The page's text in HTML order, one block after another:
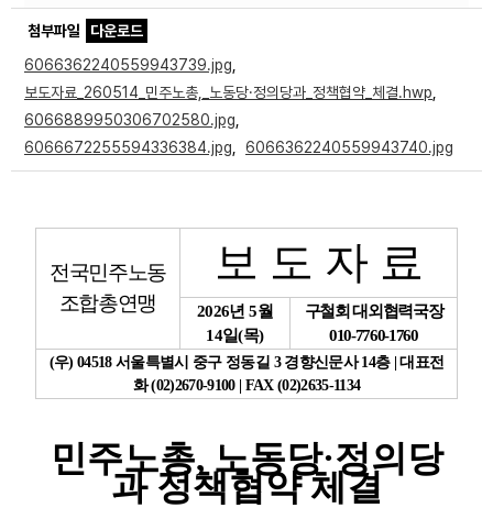
첨부파일
다운로드
6066362240559943739.jpg
보도자료_260514_민주노총,_노동당·정의당과_정책협약_체결.hwp
6066889950306702580.jpg
6066672255594336384.jpg
6066362240559943740.jpg
전국민주노동
조합총연맹
보 도 자 료
2026년5월
14일(목)
구철회 대외협력국장
010-7760-1760
(우) 04518서울특별시 중구 정동길 3 경향신문사14층 |대표전
화(02)2670-9100 | FAX (02)2635-1134
민주노총, 노동당·정의당
과 정책협약 체결
노동상담
자료